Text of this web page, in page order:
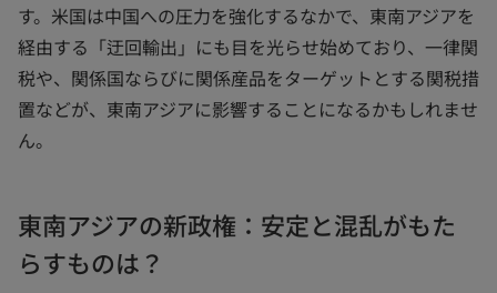
す。米国は中国への圧力を強化するなかで、東南アジアを
経由する「迂回輸出」にも目を光らせ始めており、一律関
税や、関係国ならびに関係産品をターゲットとする関税措
置などが、東南アジアに影響することになるかもしれませ
ん。
東南アジアの新政権：安定と混乱がもた
らすものは？